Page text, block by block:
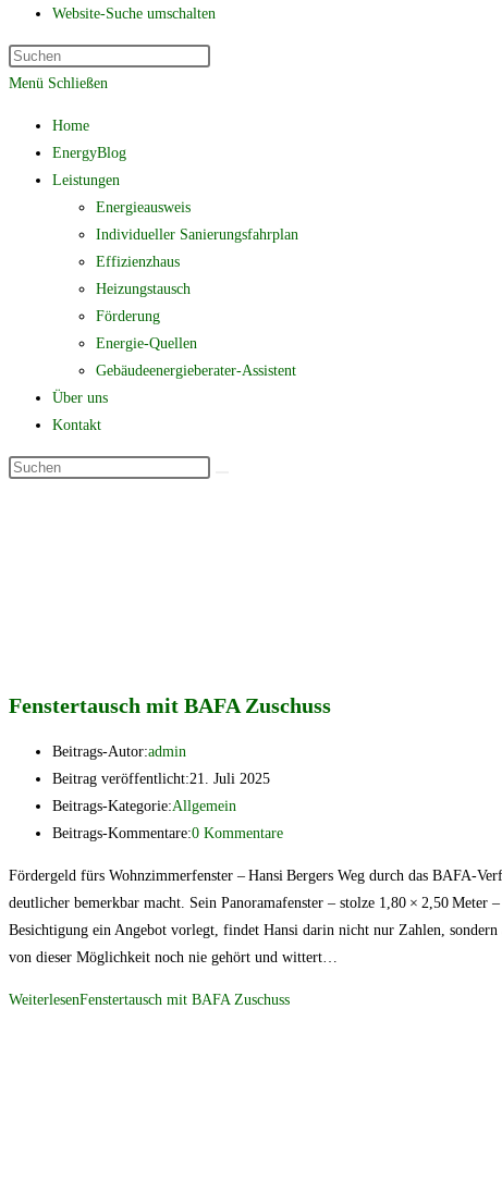
Website-Suche umschalten
Menü Schließen
Home
EnergyBlog
Leistungen
Energieausweis
Individueller Sanierungsfahrplan
Effizienzhaus
Heizungstausch
Förderung
Energie-Quellen
Gebäudeenergieberater-Assistent
Über uns
Kontakt
Fenstertausch mit BAFA Zuschuss
Beitrags-Autor:admin
Beitrag veröffentlicht:21. Juli 2025
Beitrags-Kategorie:Allgemein
Beitrags-Kommentare:0 Kommentare
Fördergeld fürs Wohnzimmerfenster – Hansi Bergers Weg durch das
deutlicher bemerkbar macht. Sein Panorama­fenster – stolze 1,80 × 2,50
Besichtigung ein Angebot vorlegt, findet Hansi darin nicht nur Zahlen,
von dieser Möglichkeit noch nie gehört und wittert…
WeiterlesenFenstertausch mit BAFA Zuschuss